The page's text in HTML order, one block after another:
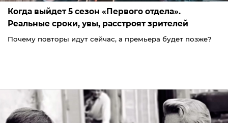
Когда выйдет 5 сезон «Первого отдела».
Реальные сроки, увы, расстроят зрителей
Почему повторы идут сейчас, а премьера будет позже?